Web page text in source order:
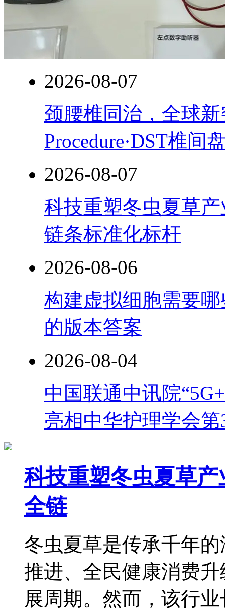
2026-08-07
颈腰椎同治，全球
Procedure·DST椎间
2026-08-07
科技重塑冬虫夏草
链条标准化标杆
2026-08-06
构建虚拟细胞需要
的版本答案
2026-08-04
中国联通中讯院
亮相中华护理学会
科技重塑冬虫夏草
全链
冬虫夏草是传承千年
推进、全民健康消费
展周期。然而，该行